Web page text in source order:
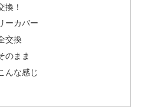
換！
ーカバー
交換
のまま
んな感じ